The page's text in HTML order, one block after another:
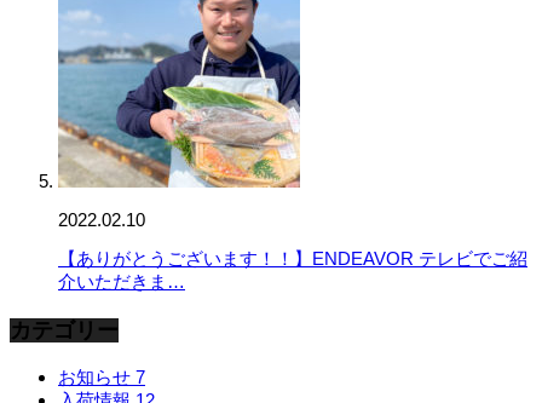
2022.02.10
【ありがとうございます！！】ENDEAVOR テレビでご紹
介いただきま…
カテゴリー
お知らせ 7